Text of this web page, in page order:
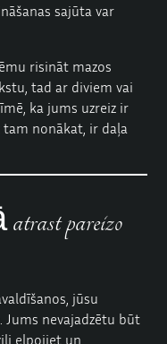
sajūta var
risināt mazos
tad ar diviem vai
ka jums uzreiz ir
tam nonākat, ir daļa
pareizo
jūsu
nevajadzētu būt
elpojiet un